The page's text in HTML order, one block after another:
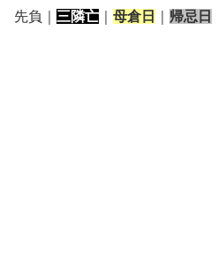
先負｜ 三隣亡 母倉日 帰忌日